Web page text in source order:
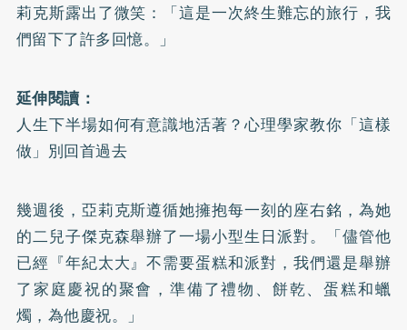
莉克斯露出了微笑：「這是一次終生難忘的旅行，我
們留下了許多回憶。」
延伸閱讀：
人生下半場如何有意識地活著？心理學家教你「這樣
做」別回首過去
幾週後，亞莉克斯遵循她擁抱每一刻的座右銘，為她
的二兒子傑克森舉辦了一場小型生日派對。「儘管他
已經『年紀太大』不需要蛋糕和派對，我們還是舉辦
了家庭慶祝的聚會，準備了禮物、餅乾、蛋糕和蠟
燭，為他慶祝。」